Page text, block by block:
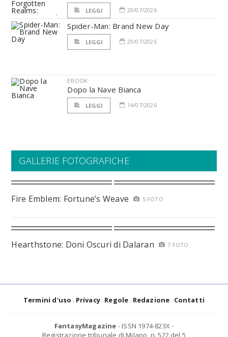
LEGGI 20/07/2026
Spider-Man: Brand New Day
LEGGI 29/07/2026
EBOOK
Dopo la Nave Bianca
LEGGI 14/07/2026
GALLERIE FOTOGRAFICHE
Fire Emblem: Fortune’s Weave 5 FOTO
Hearthstone: Doni Oscuri di Dalaran 7 FOTO
Termini d'uso Privacy Regole Redazione Contatti
FantasyMagazine - ISSN 1974-823X -
Registrazione tribunale di Milano, n. 522 del 5